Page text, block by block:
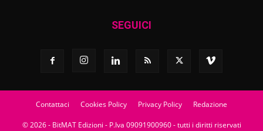
SEGUICI
Contattaci Cookies Policy Privacy Policy Redazione
© 2026 - BitMAT Edizioni - P.Iva 09091900960 - tutti i diritti riservati